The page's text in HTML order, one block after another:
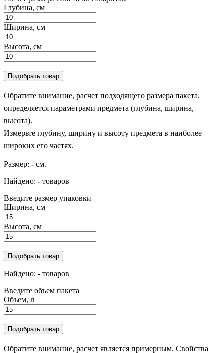
Глубина, см
Ширина, см
Высота, см
Подобрать товар
Обратите внимание, расчет подходящего размера пакета,
определяется параметрами предмета (глубина, ширина,
высота).
Измерьте глубину, ширину и высоту предмета в наиболее
широких его частях.
Размер: - см.
Найдено: - товаров
Введите размер упаковки
Ширина, см
Высота, см
Подобрать товар
Найдено: - товаров
Введите объем пакета
Объем, л
Подобрать товар
Обратите внимание, расчет является примерным. Свойства